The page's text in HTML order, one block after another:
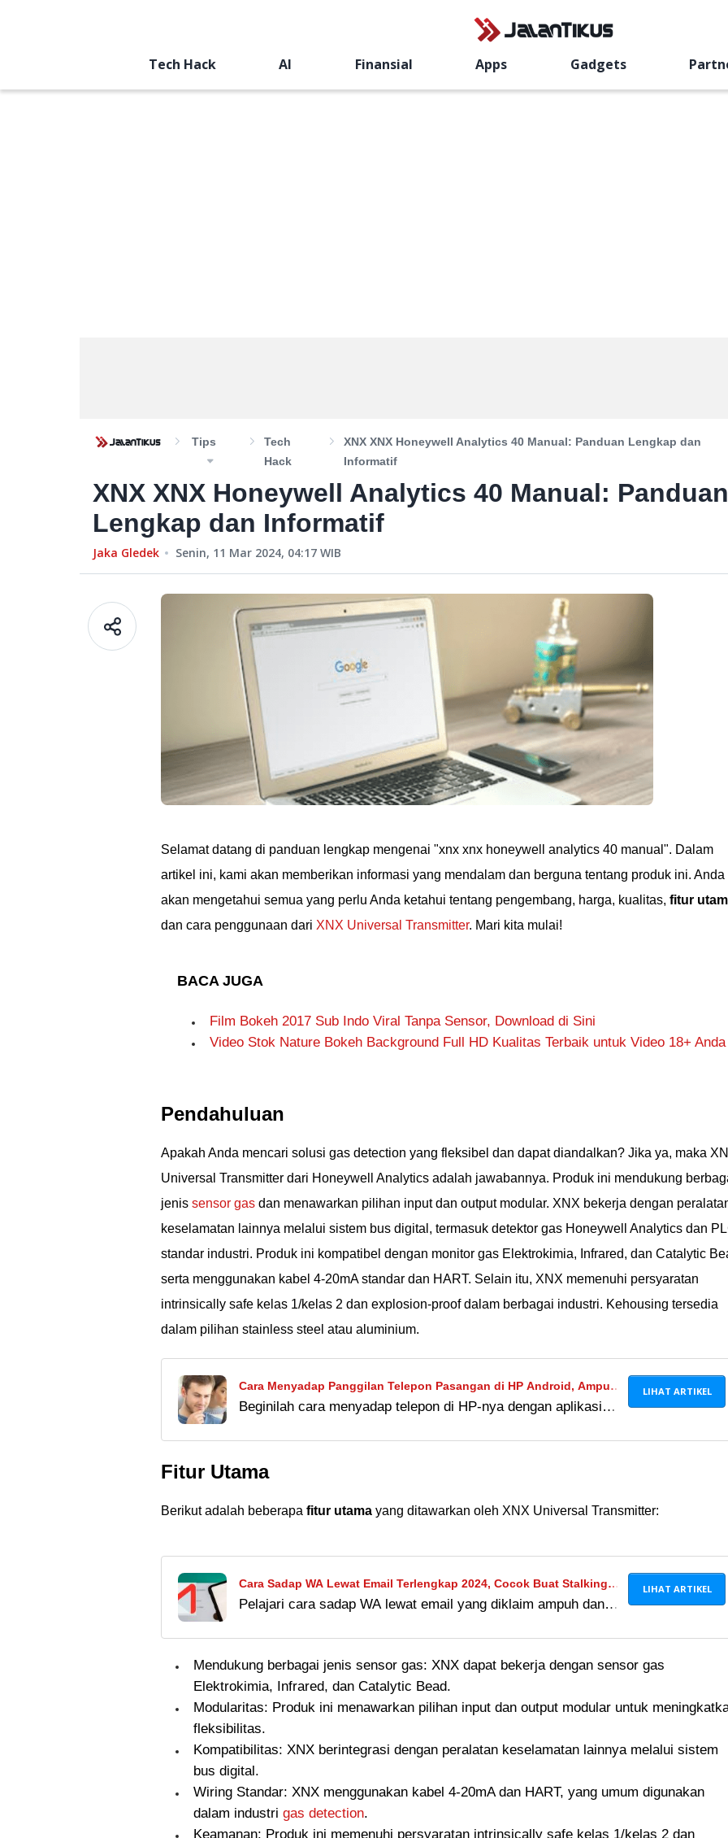
Tech Hack AI Finansial Apps Gadgets
Tips
Tech
Hack
XNX XNX Honeywell Analytics 40 Manual: Panduan Lengkap dan
Informatif
XNX XNX Honeywell Analytics 40 Manual: Panduan
Lengkap dan Informatif
Jaka Gledek Senin, 11 Mar 2024, 04:17 WIB
Selamat datang di panduan lengkap mengenai "xnx xnx honeywell analytics 40 manual". Dalam
artikel ini, kami akan memberikan informasi yang mendalam dan berguna tentang produk ini. Anda
akan mengetahui semua yang perlu Anda ketahui tentang pengembang, harga, kualitas, fitur
dan cara penggunaan dari XNX Universal Transmitter. Mari kita mulai!
BACA JUGA
Film Bokeh 2017 Sub Indo Viral Tanpa Sensor, Download di Sini
Video Stok Nature Bokeh Background Full HD Kualitas Terbaik untuk Video 18+ Anda
Pendahuluan
Apakah Anda mencari solusi gas detection yang fleksibel dan dapat diandalkan? Jika ya, maka
Universal Transmitter dari Honeywell Analytics adalah jawabannya. Produk ini mendukung
jenis sensor gas dan menawarkan pilihan input dan output modular. XNX bekerja dengan
keselamatan lainnya melalui sistem bus digital, termasuk detektor gas Honeywell Analytics dan
standar industri. Produk ini kompatibel dengan monitor gas Elektrokimia, Infrared, dan Catalytic
serta menggunakan kabel 4-20mA standar dan HART. Selain itu, XNX memenuhi persyaratan
intrinsically safe kelas 1/kelas 2 dan explosion-proof dalam berbagai industri. Kehousing tersedia
dalam pilihan stainless steel atau aluminium.
Cara Menyadap Panggilan Telepon Pasangan di HP Android, Ampuh
Tanpa Ketahuan!
Beginilah cara menyadap telepon di HP-nya dengan aplikasi
LIHAT ARTIKEL
Fitur Utama
Berikut adalah beberapa fitur utama yang ditawarkan oleh XNX Universal Transmitter:
Cara Sadap WA Lewat Email Terlengkap 2024, Cocok Buat Stalking
Pasangan!
Pelajari cara sadap WA lewat email yang diklaim ampuh dan
LIHAT ARTIKEL
Mendukung berbagai jenis sensor gas: XNX dapat bekerja dengan sensor gas
Elektrokimia, Infrared, dan Catalytic Bead.
Modularitas: Produk ini menawarkan pilihan input dan output modular untuk
fleksibilitas.
Kompatibilitas: XNX berintegrasi dengan peralatan keselamatan lainnya melalui sistem
bus digital.
Wiring Standar: XNX menggunakan kabel 4-20mA dan HART, yang umum digunakan
dalam industri gas detection.
Keamanan: Produk ini memenuhi persyaratan intrinsically safe kelas 1/kelas 2 dan